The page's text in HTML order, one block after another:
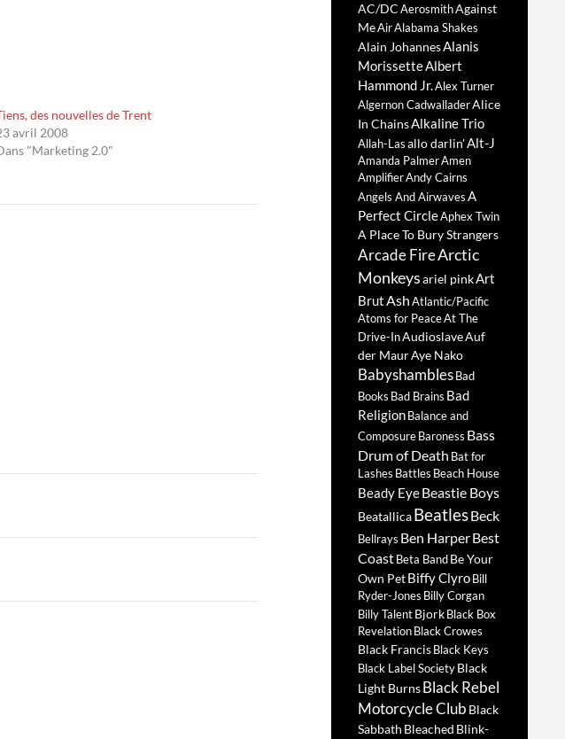
des nouvelles de Trent
avril 2008
"Marketing 2.0"
AC/DCAerosmithAgainst
MeAirAlabama Shakes
Alain JohannesAlanis
MorissetteAlbert
Hammond Jr.Alex Turner
Algernon CadwalladerAlice
In ChainsAlkaline Trio
Allah-Lasallo darlin'Alt-J
Amanda PalmerAmen
AmplifierAndy Cairns
Angels And AirwavesA
Perfect CircleAphex Twin
A Place To Bury Strangers
Arcade FireArctic
Monkeysariel pinkArt
BrutAshAtlantic/Pacific
Atoms for PeaceAt The
Drive-InAudioslaveAuf
der MaurAye Nako
BabyshamblesBad
Books Bad Brains Bad
ReligionBalance and
ComposureBaroness Bass
Drum of Death Bat for
Lashes Battles Beach House
Beady EyeBeastie Boys
BeatallicaBeatlesBeck
Bellrays Ben HarperBest
CoastBeta BandBe Your
Own PetBiffy ClyroBill
Ryder-Jones Billy Corgan
Billy TalentBjorkBlack Box
RevelationBlack Crowes
Black FrancisBlack Keys
Black Label SocietyBlack
Light Burns Black Rebel
Motorcycle Club Black
Sabbath Bleached Blink-